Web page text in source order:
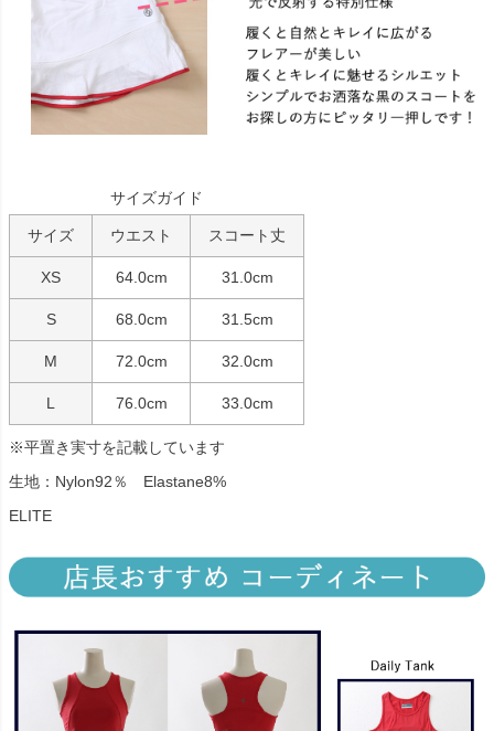
サイズガイド
サイズ ウエスト スコート丈
XS 64.0cm 31.0cm
S 68.0cm 31.5cm
M 72.0cm 32.0cm
L 76.0cm 33.0cm
※平置き実寸を記載しています
生地：Nylon92％ Elastane8%
ELITE